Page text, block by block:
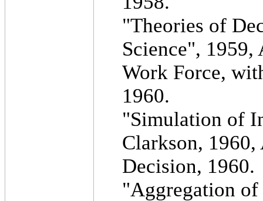
"Theories of
Science",
Work Force,
1960.
"Simulation of
Clarkson, 1960,
Decision, 1960.
"Aggregation